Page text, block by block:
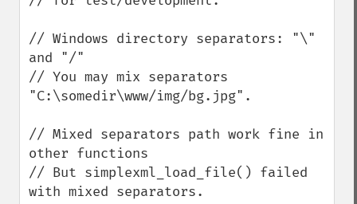
// Windows directory separators: "\"
and "/"
// You may mix separators
"C:\somedir\www/img/bg.jpg".
// Mixed separators path work fine in
other functions
// But simplexml_load_file() failed
with mixed separators.